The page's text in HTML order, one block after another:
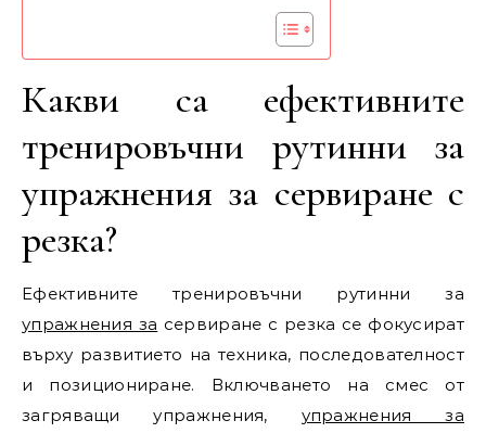
Какви са ефективните
тренировъчни рутинни за
упражнения за сервиране с
резка?
Ефективните тренировъчни рутинни за
упражнения за сервиране с резка се фокусират
върху развитието на техника, последователност
и позициониране. Включването на смес от
загряващи упражнения, упражнения за